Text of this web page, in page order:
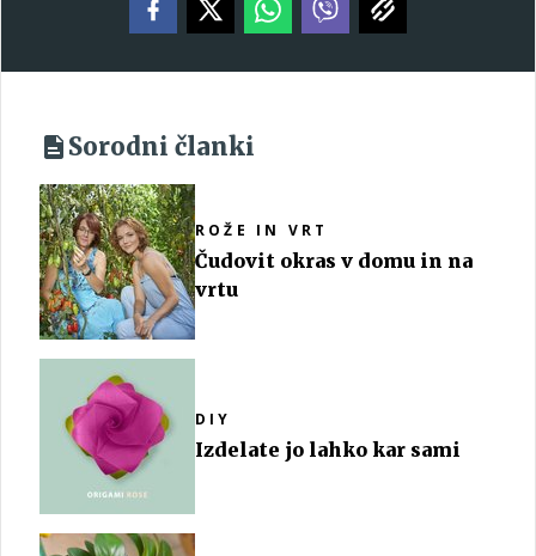
Sorodni članki
ROŽE IN VRT
Čudovit okras v domu in na
vrtu
DIY
Izdelate jo lahko kar sami